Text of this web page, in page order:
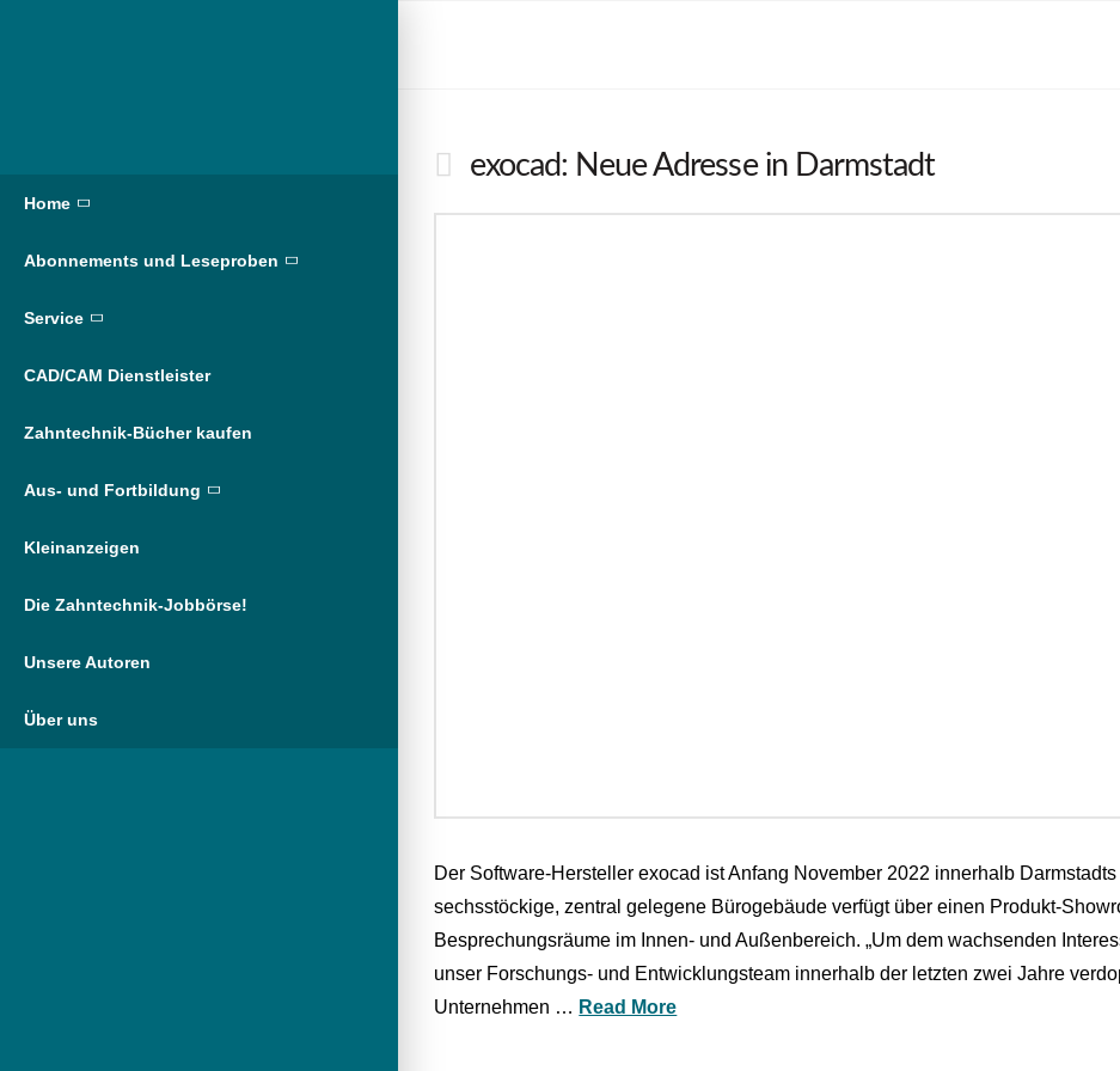
Home
Abonnements und Leseproben
Service
CAD/CAM Dienstleister
Zahntechnik-Bücher kaufen
Aus- und Fortbildung
Kleinanzeigen
Die Zahntechnik-Jobbörse!
Unsere Autoren
Über uns
exocad: Neue Adresse in Darmstadt
Der Software-Hersteller exocad ist Anfang November 2022 innerhalb
sechsstöckige, zentral gelegene Bürogebäude verfügt über einen Produkt-
Besprechungsräume im Innen- und Außenbereich. „Um dem wachsenden
unser Forschungs- und Entwicklungsteam innerhalb der letzten zwei Jahre
Unternehmen … Read More